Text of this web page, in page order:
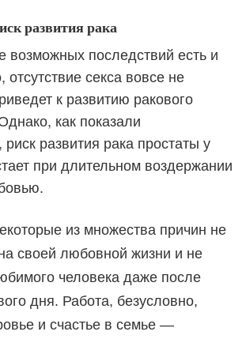
развития рака
возможных последствий есть и
отсутствие секса вовсе не
к развитию ракового
как показали
развития рака простаты у
при длительном воздержании
из множества причин не
своей любовной жизни и не
человека даже после
дня. Работа, безусловно,
и счастье в семье —